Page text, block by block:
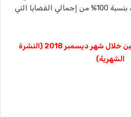
المتهمين لعدد ست قضايا، بنسبة 100% من إجمالي القضايا التي
الدعم القانوني للصحفيين خلال شهر ديسمبر 2018 (النشرة
الشهرية)